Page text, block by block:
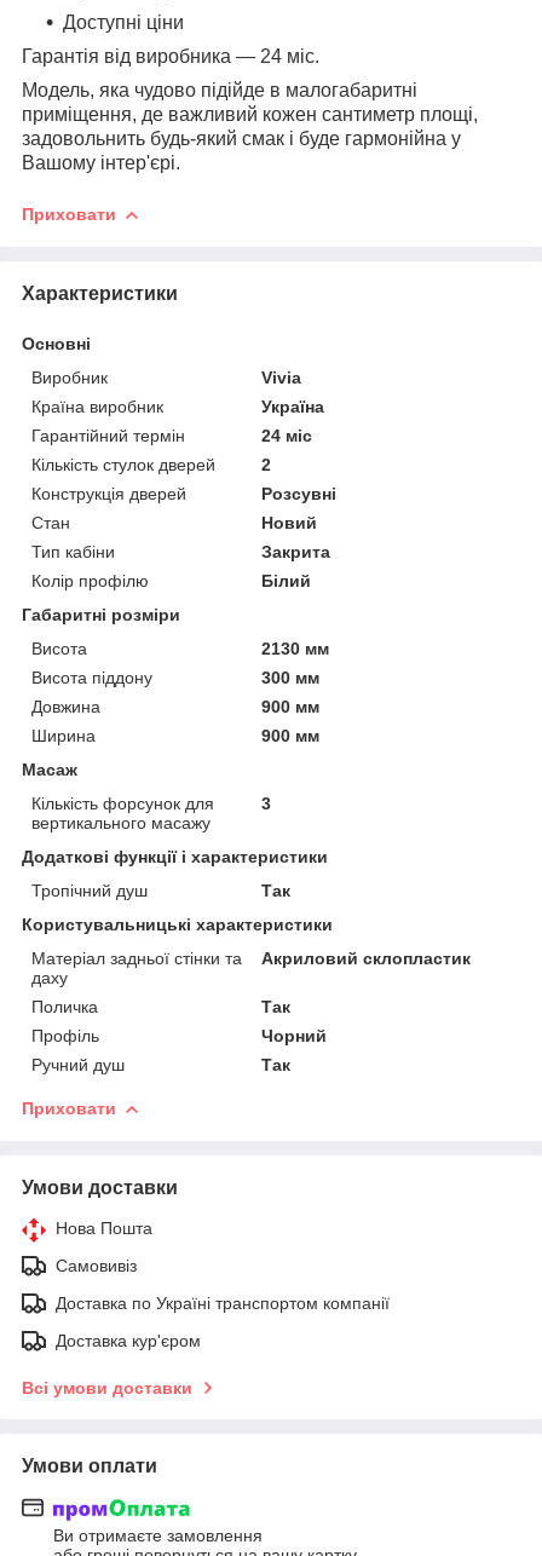
Доступні ціни
Гарантія від виробника — 24 міс.
Модель, яка чудово підійде в малогабаритні
приміщення, де важливий кожен сантиметр площі,
задовольнить будь-який смак і буде гармонійна у
Вашому інтер'єрі.
Приховати
Характеристики
Основні
Виробник
Vivia
Країна виробник
Україна
Гарантійний термін
24 міс
Кількість стулок дверей
2
Конструкція дверей
Розсувні
Стан
Новий
Тип кабіни
Закрита
Колір профілю
Білий
Габаритні розміри
Висота
2130 мм
Висота піддону
300 мм
Довжина
900 мм
Ширина
900 мм
Масаж
Кількість форсунок для
вертикального масажу
3
Додаткові функції і характеристики
Тропічний душ
Так
Користувальницькі характеристики
Матеріал задньої стінки та
даху
Акриловий склопластик
Поличка
Так
Профіль
Чорний
Ручний душ
Так
Приховати
Умови доставки
Нова Пошта
Самовивіз
Доставка по Україні транспортом компанії
Доставка кур'єром
Всі умови доставки
Умови оплати
Ви отримаєте замовлення